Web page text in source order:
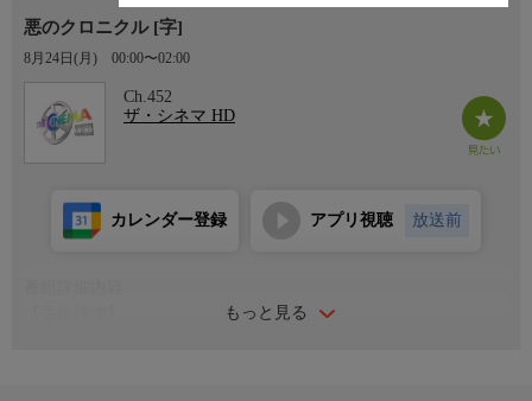
悪のクロニクル [字]
8月24日(月) 00:00〜02:00
Ch.452
ザ・シネマ HD
もっと見る
カレンダー登録 アプリ視聴 放送前